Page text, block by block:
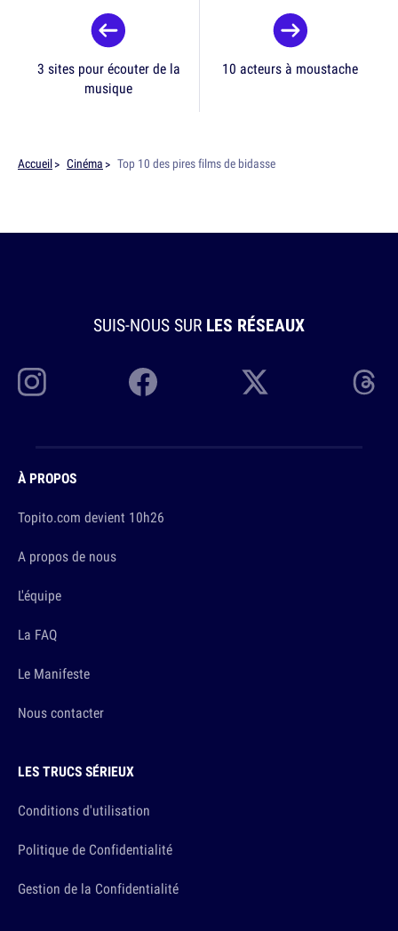
3 sites pour écouter de la
musique
10 acteurs à moustache
Accueil Cinéma Top 10 des pires films de bidasse
SUIS-NOUS SUR LES RÉSEAUX
À PROPOS
Topito.com devient 10h26
A propos de nous
L'équipe
La FAQ
Le Manifeste
Nous contacter
LES TRUCS SÉRIEUX
Conditions d'utilisation
Politique de Confidentialité
Gestion de la Confidentialité